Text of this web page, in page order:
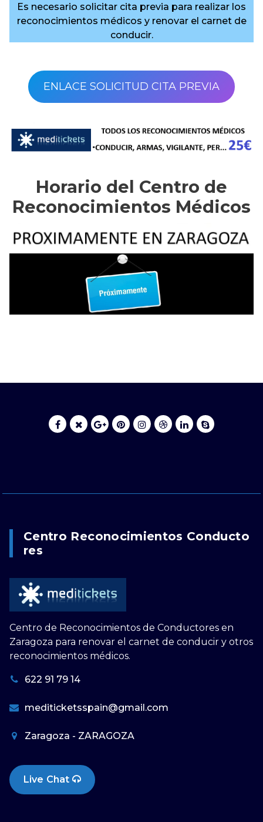
Es necesario solicitar cita previa para realizar los
reconocimientos médicos y renovar el carnet de
conducir.
ENLACE SOLICITUD CITA PREVIA
Horario del Centro de
Reconocimientos Médicos
Centro Reconocimientos Conducto
Res
Centro de Reconocimientos de Conductores en
Zaragoza para renovar el carnet de conducir y otros
reconocimientos médicos.
622 91 79 14
mediticketsspain@gmail.com
Zaragoza - ZARAGOZA
Live Chat